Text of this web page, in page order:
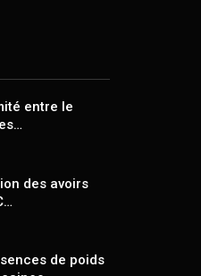
entre le
des avoirs
de poids